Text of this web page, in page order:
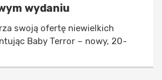
wydaniu
swoją ofertę niewielkich
Baby Terror – nowy, 20-